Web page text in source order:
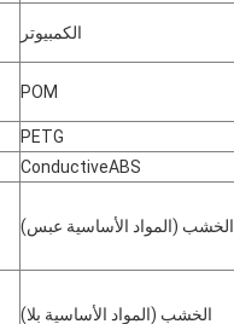
الكمبيوتر
POM
PETG
ConductiveABS
الخشب (المواد الأساسية عبس)
الخشب (المواد الأساسية بلا)